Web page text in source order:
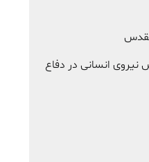
انسانی در دفاع